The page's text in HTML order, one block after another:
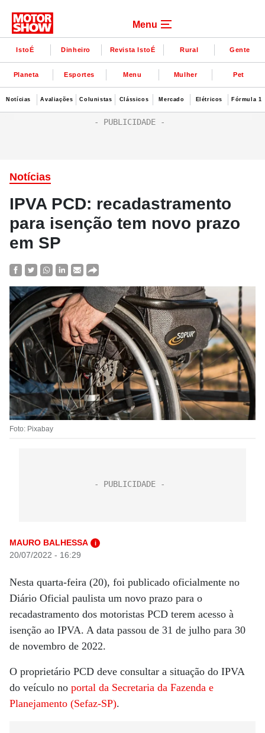
Menu
IstoÉ Dinheiro Revista IstoÉ Rural Gente
Planeta Esportes Menu Mulher Pet
Notícias Avaliações Colunistas Clássicos Mercado Elétricos Fórmula 1
Notícias
IPVA PCD: recadastramento
para isenção tem novo prazo
em SP
Foto: Pixabay
MAURO BALHESSA i
20/07/2022 - 16:29
Nesta quarta-feira (20), foi publicado oficialmente no
Diário Oficial paulista um novo prazo para o
recadastramento dos motoristas PCD terem acesso à
isenção ao IPVA. A data passou de 31 de julho para 30
de novembro de 2022.
O proprietário PCD deve consultar a situação do IPVA
do veículo no portal da Secretaria da Fazenda e
Planejamento (Sefaz-SP).